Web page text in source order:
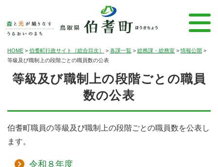
HOME > 伯耆町行政サイト［総合目次］ > 各課一覧 > 総務課・総務室 >情報公開 >
等級及び職制上の段階ごとの職員数の公表
等級及び職制上の段階ごとの職員
数の公表
伯耆町職員の等級及び職制上の段階ごとの職員数を公表し
ます。
令和８年度